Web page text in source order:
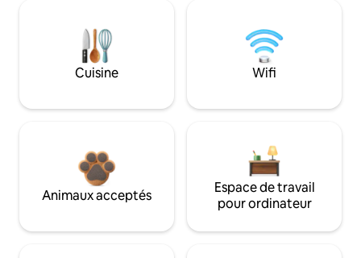
Cuisine Wifi
Animaux acceptés
Espace de travail
pour ordinateur